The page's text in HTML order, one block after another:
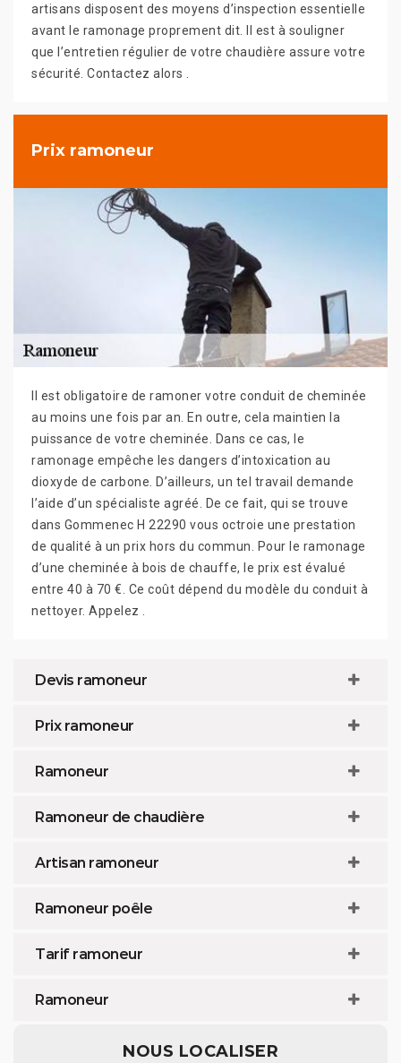
artisans disposent des moyens d’inspection essentielle
avant le ramonage proprement dit. Il est à souligner
que l’entretien régulier de votre chaudière assure votre
sécurité. Contactez alors .
Prix ramoneur
Il est obligatoire de ramoner votre conduit de cheminée
au moins une fois par an. En outre, cela maintien la
puissance de votre cheminée. Dans ce cas, le
ramonage empêche les dangers d’intoxication au
dioxyde de carbone. D’ailleurs, un tel travail demande
l’aide d’un spécialiste agréé. De ce fait, qui se trouve
dans Gommenec H 22290 vous octroie une prestation
de qualité à un prix hors du commun. Pour le ramonage
d’une cheminée à bois de chauffe, le prix est évalué
entre 40 à 70 €. Ce coût dépend du modèle du conduit à
nettoyer. Appelez .
Devis ramoneur
Prix ramoneur
Ramoneur
Ramoneur de chaudière
Artisan ramoneur
Ramoneur poêle
Tarif ramoneur
Ramoneur
NOUS LOCALISER